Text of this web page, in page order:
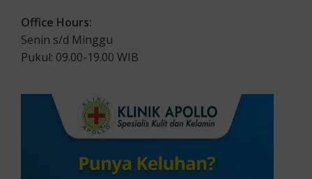
Office Hours:
Senin s/d Minggu
Pukul: 09.00-19.00 WIB